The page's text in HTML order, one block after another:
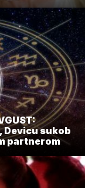
Devicu sukob
partnerom